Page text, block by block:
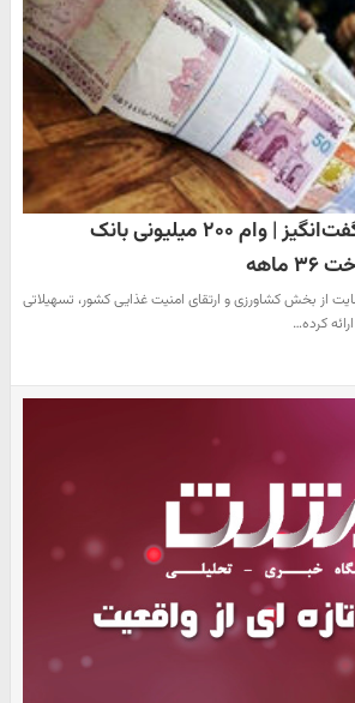
وامی با اقساط شگفت‌انگیز | وام ۲۰۰ میلیونی بانک
از بخش کشاورزی و ارتقای امنیت غذایی کشور، تسهیلاتی
کرده…